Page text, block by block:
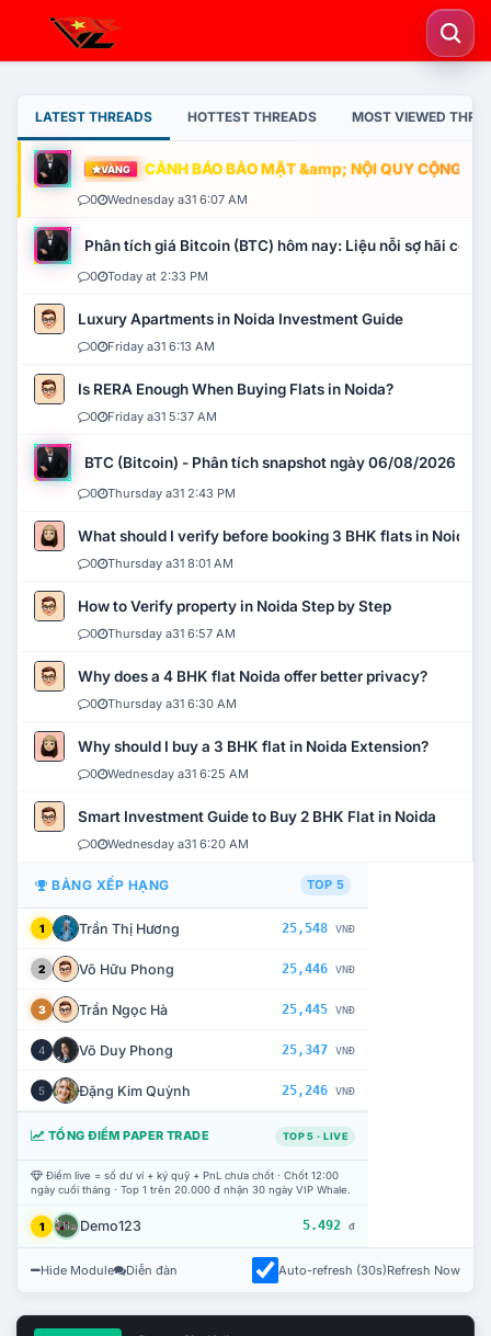
LATEST THREADS HOTTEST THREADS MOST VIEWED
VÀNG CẢNH BÁO BẢO MẬT &amp; NỘI QUY CỘNG
0 Wednesday a31 6:07 AM
Phân tích giá Bitcoin (BTC) hôm nay: Liệu nỗi sợ hãi có
0 Today at 2:33 PM
Luxury Apartments in Noida Investment Guide
0 Friday a31 6:13 AM
Is RERA Enough When Buying Flats in Noida?
0 Friday a31 5:37 AM
BTC (Bitcoin) - Phân tích snapshot ngày 06/08/2026
0 Thursday a31 2:43 PM
What should I verify before booking 3 BHK flats in Noida?
0 Thursday a31 8:01 AM
How to Verify property in Noida Step by Step
0 Thursday a31 6:57 AM
Why does a 4 BHK flat Noida offer better privacy?
0 Thursday a31 6:30 AM
Why should I buy a 3 BHK flat in Noida Extension?
0 Wednesday a31 6:25 AM
Smart Investment Guide to Buy 2 BHK Flat in Noida
0 Wednesday a31 6:20 AM
BẢNG XẾP HẠNG TOP 5
1 Trần Thị Hương 25,548 VNĐ
2 Võ Hữu Phong 25,446 VNĐ
3 Trần Ngọc Hà 25,445 VNĐ
4 Võ Duy Phong 25,347 VNĐ
5 Đặng Kim Quỳnh 25,246 VNĐ
TỔNG ĐIỂM PAPER TRADE TOP 5 · LIVE
Điểm live = số dư ví + ký quỹ + PnL chưa chốt · Chốt 12:00
ngày cuối tháng · Top 1 trên 20.000 đ nhận 30 ngày VIP Whale.
1 Demo123 5.492 đ
Hide Module Diễn đàn Auto-refresh (30s)Refresh Now